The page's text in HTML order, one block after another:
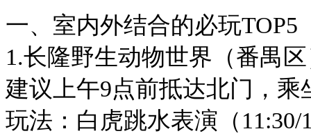
一、室内外结合的必玩TOP5
1.长隆野生动物世界（番禺
建议上午9点前抵达北门，
玩法：白虎跳水表演（